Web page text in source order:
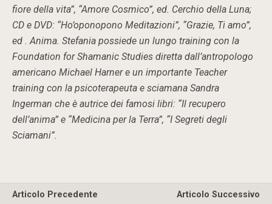
fiore della vita”, “Amore Cosmico”, ed. Cerchio della Luna;
CD e DVD: “Ho’oponopono Meditazioni”, “Grazie, Ti amo”,
ed . Anima. Stefania possiede un lungo training con la
Foundation for Shamanic Studies diretta dall’antropologo
americano Michael Harner e un importante Teacher
training con la psicoterapeuta e sciamana Sandra
Ingerman che è autrice dei famosi libri: “Il recupero
dell’anima” e “Medicina per la Terra”, “I Segreti degli
Sciamani”.
Articolo Precedente
Articolo Successivo